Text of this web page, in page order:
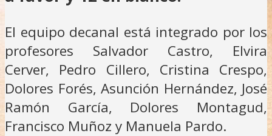
El equipo decanal está integrado por los
profesores Salvador Castro, Elvira
Cerver, Pedro Cillero, Cristina Crespo,
Dolores Forés, Asunción Hernández, José
Ramón García, Dolores Montagud,
Francisco Muñoz y Manuela Pardo.